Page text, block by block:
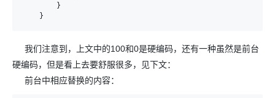
        }
    }
我们注意到，上文中的100和0是硬编码，还有一种虽然是前台
硬编码，但是看上去要舒服很多，见下文：
前台中相应替换的内容：